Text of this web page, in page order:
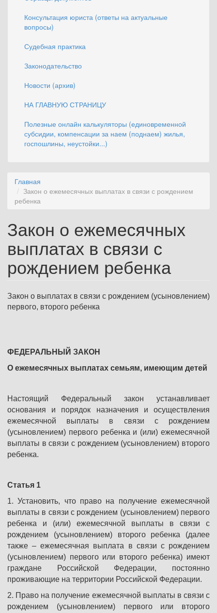
Консультация юриста (ответы на актуальные
вопросы)
Судебная практика
Законодательство
Новости (архив)
НА ГЛАВНУЮ СТРАНИЦУ
Полезные онлайн калькуляторы (единовременной
субсидии, компенсации за наем (поднаем) жилья,
госпошлины, неустойки...)
Главная
Закон о ежемесячных выплатах в связи с рождением
ребенка
Закон о ежемесячных
выплатах в связи с
рождением ребенка
Закон о выплатах в связи с рождением (усыновлением)
первого, второго ребенка
ФЕДЕРАЛЬНЫЙ ЗАКОН
О ежемесячных выплатах семьям, имеющим детей
Настоящий Федеральный закон устанавливает
основания и порядок назначения и осуществления
ежемесячной выплаты в связи с рождением
(усыновлением) первого ребенка и (или) ежемесячной
выплаты в связи с рождением (усыновлением) второго
ребенка.
Статья 1
1. Установить, что право на получение ежемесячной
выплаты в связи с рождением (усыновлением) первого
ребенка и (или) ежемесячной выплаты в связи с
рождением (усыновлением) второго ребенка (далее
также – ежемесячная выплата в связи с рождением
(усыновлением) первого или второго ребенка) имеют
граждане Российской Федерации, постоянно
проживающие на территории Российской Федерации.
2. Право на получение ежемесячной выплаты в связи с
рождением (усыновлением) первого или второго